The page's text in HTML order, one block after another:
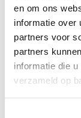
en om ons
informatie over
partners voor
partners
informatie die
verzameld op
+31
Meer